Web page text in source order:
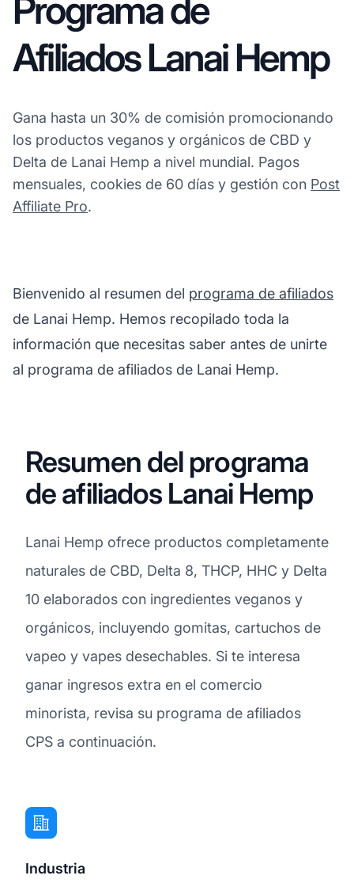
Programa de
Afiliados Lanai Hemp
Gana hasta un 30% de comisión promocionando
los productos veganos y orgánicos de CBD y
Delta de Lanai Hemp a nivel mundial. Pagos
mensuales, cookies de 60 días y gestión con Post
Affiliate Pro.
Bienvenido al resumen del programa de afiliados
de Lanai Hemp. Hemos recopilado toda la
información que necesitas saber antes de unirte
al programa de afiliados de Lanai Hemp.
Resumen del programa
de afiliados Lanai Hemp
Lanai Hemp ofrece productos completamente
naturales de CBD, Delta 8, THCP, HHC y Delta
10 elaborados con ingredientes veganos y
orgánicos, incluyendo gomitas, cartuchos de
vapeo y vapes desechables. Si te interesa
ganar ingresos extra en el comercio
minorista, revisa su programa de afiliados
CPS a continuación.
Industria